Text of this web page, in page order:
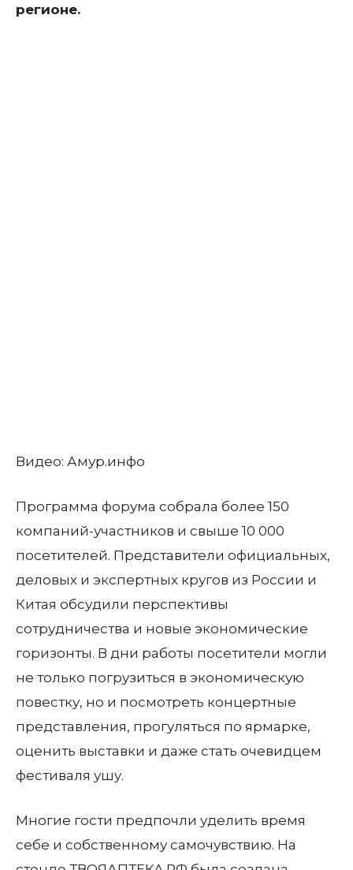
регионе.
Видео: Амур.инфо
Программа форума собрала более 150
компаний-участников и свыше 10 000
посетителей. Представители официальных,
деловых и экспертных кругов из России и
Китая обсудили перспективы
сотрудничества и новые экономические
горизонты. В дни работы посетители могли
не только погрузиться в экономическую
повестку, но и посмотреть концертные
представления, прогуляться по ярмарке,
оценить выставки и даже стать очевидцем
фестиваля ушу.
Многие гости предпочли уделить время
себе и собственному самочувствию. На